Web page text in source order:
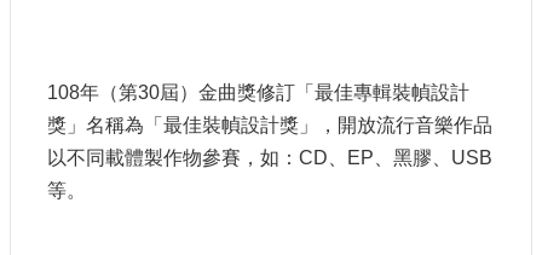
108年（第30屆）金曲獎修訂「最佳專輯裝幀設計
獎」名稱為「最佳裝幀設計獎」，開放流行音樂作品
以不同載體製作物參賽，如：CD、EP、黑膠、USB
等。